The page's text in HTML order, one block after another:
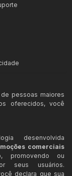
pessoas maiores
oferecidos, você
desenvolvida
comerciais
promovendo ou
seus usuários.
declara que sua